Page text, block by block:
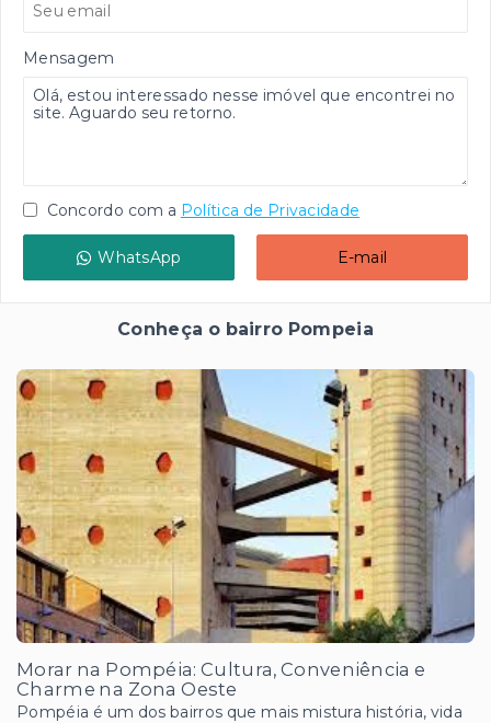
Mensagem
Concordo com a Política de Privacidade
WhatsApp E-mail
Conheça o bairro Pompeia
Morar na Pompéia: Cultura, Conveniência e
Charme na Zona Oeste
Pompéia é um dos bairros que mais mistura história, vida